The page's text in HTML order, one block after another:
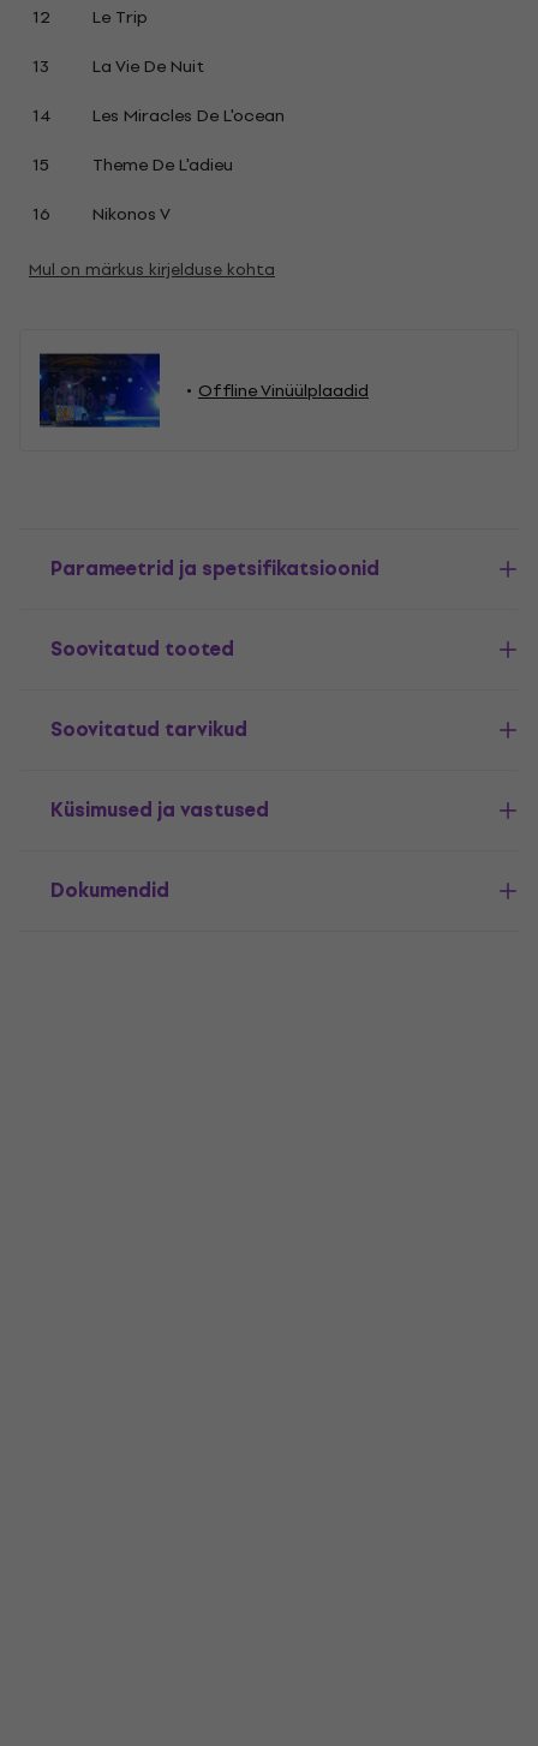
12
Le Trip
13
La Vie De Nuit
14
Les Miracles De L'ocean
15
Theme De L'adieu
16
Nikonos V
Mul on märkus kirjelduse kohta
Offline Vinüülplaadid
Parameetrid ja spetsifikatsioonid
Soovitatud tooted
Soovitatud tarvikud
Küsimused ja vastused
Dokumendid